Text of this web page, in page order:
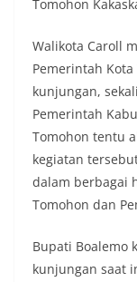
Tomohon
Walikota Caroll
Pemerintah
kunjungan,
Pemerintah
Tomohon tentu
kegiatan
dalam berbagai
Tomohon dan
Bupati Boalemo
kunjungan saat